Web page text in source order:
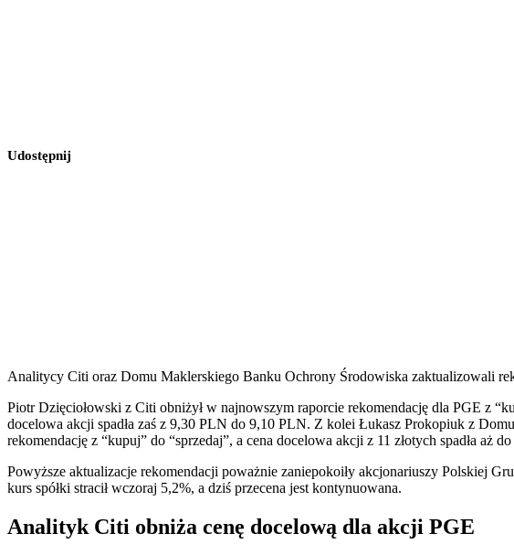
Udostępnij
Analitycy Citi oraz Domu Maklerskiego Banku Ochrony Środowiska zaktualizowali
Piotr Dzięciołowski z Citi obniżył w najnowszym raporcie rekomendację dla PGE z
docelowa akcji spadła zaś z 9,30 PLN do 9,10 PLN. Z kolei Łukasz Prokopiuk z
rekomendację z “kupuj” do “sprzedaj”, a cena docelowa akcji z 11 złotych spadła aż
Powyższe aktualizacje rekomendacji poważnie zaniepokoiły akcjonariuszy Polskiej
kurs spółki stracił wczoraj 5,2%, a dziś przecena jest kontynuowana.
Analityk Citi obniża cenę docelową dla akcji PGE